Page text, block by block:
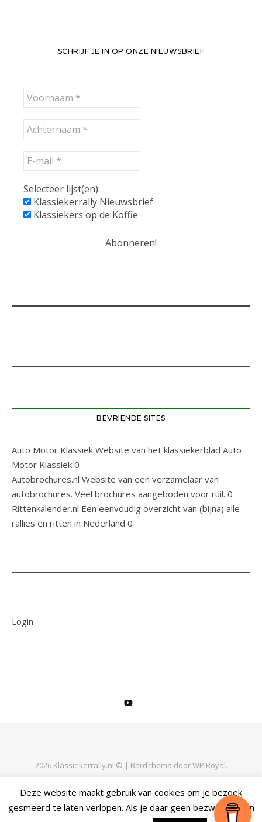
SCHRIJF JE IN OP ONZE NIEUWSBRIEF
Selecteer lijst(en):
Klassiekerrally Nieuwsbrief
Klassiekers op de Koffie
BEVRIENDE SITES
Auto Motor Klassiek Website van het klassiekerblad Auto
Motor Klassiek 0
Autobrochures.nl Website van een verzamelaar van
autobrochures. Veel brochures aangeboden voor ruil. 0
Rittenkalender.nl Een eenvoudig overzicht van (bijna) alle
rallies en ritten in Nederland 0
Login
2026 Klassiekerrally.nl © | Bard thema doorWP Royal.
TERUG NAAR BOVEN
Deze website maakt gebruik van cookies om je bezoek
gesmeerd te laten verlopen. Als je daar geen bezwaar tegen